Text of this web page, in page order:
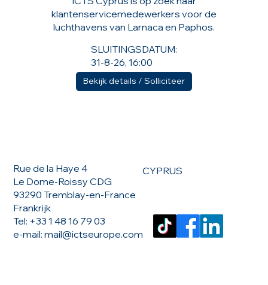
klantenservicemedewerkers voor de
luchthavens van Larnaca en Paphos.
SLUITINGSDATUM:
31-8-26, 16:00
Bekijk details / Solliciteer
CYPRUS
Rue de la Haye 4
Le Dome-Roissy CDG
93290 Tremblay-en-France
Frankrijk
Tel: +33 1 48 16 79 03
e-mail:mail@ictseurope.com